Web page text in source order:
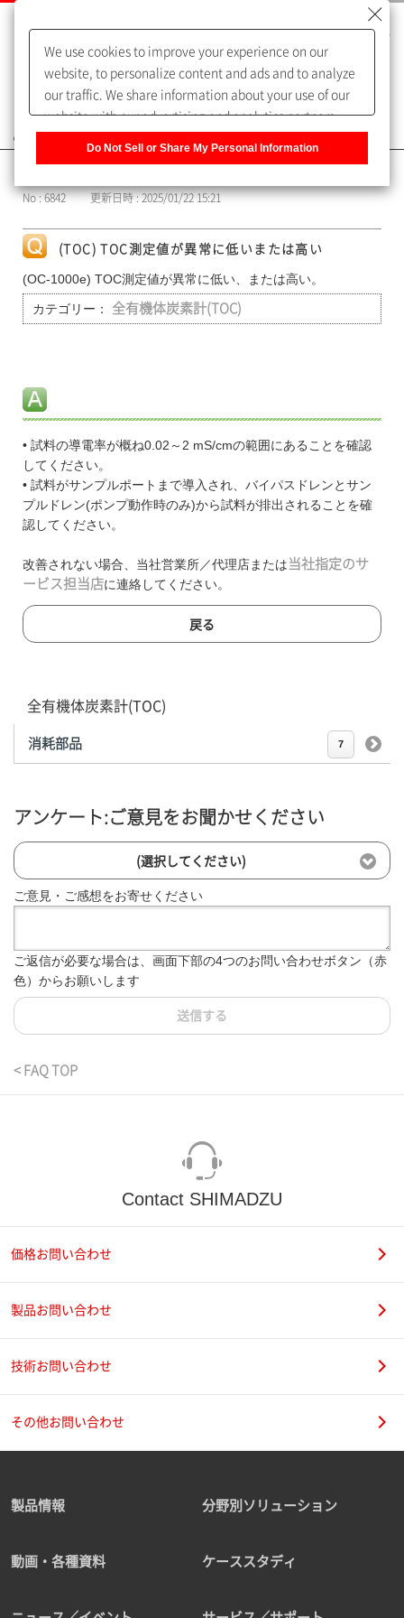
よくあるご質問（FAQ）
No : 6842 更新日時 : 2025/01/22 15:21
(TOC) TOC測定値が異常に低いまたは高い
(OC-1000e) TOC測定値が異常に低い、または高い。
カテゴリー： 全有機体炭素計(TOC)
• 試料の導電率が概ね0.02～2 mS/cmの範囲にあることを確認
してください。
• 試料がサンプルポートまで導入され、バイパスドレンとサン
プルドレン(ポンプ動作時のみ)から試料が排出されることを確
認してください。
改善されない場合、当社営業所／代理店または 当社指定のサ
ービス担当店に連絡してください。
戻る
全有機体炭素計(TOC)
消耗部品 7
アンケート:ご意見をお聞かせください
(選択してください)
ご意見・ご感想をお寄せください
ご返信が必要な場合は、画面下部の4つのお問い合わせボタン（赤
色）からお願いします
送信する
< FAQ TOP
Contact SHIMADZU
価格お問い合わせ
製品お問い合わせ
技術お問い合わせ
その他お問い合わせ
製品情報 分野別ソリューション
動画・各種資料 ケーススタディ
We use cookies to improve your experience on our
website, to personalize content and ads and to analyze
our traffic. We share information about your use of our
website with our advertising and analytics partners,
of our sharing information about you with our partners.
Information] to customize your cookie settings on our
Do Not Sell or Share My Personal Information